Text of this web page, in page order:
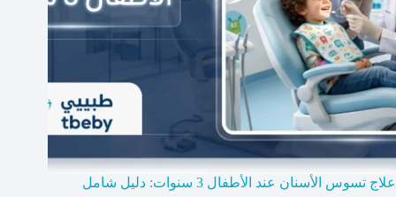
علاج تسوس الأسنان عند الأطفال 3 سنوات: دليل شامل